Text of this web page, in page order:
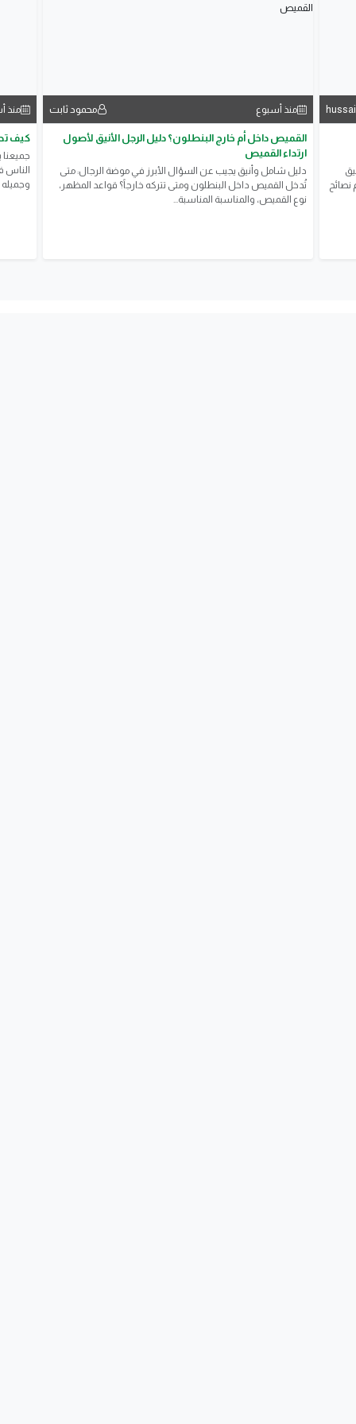
منذ أسبوع محمود ثابت
القميص داخل أم خارج البنطلون؟ دليل الرجل الأنيق لأصول
ارتداء القميص
​دليل شامل وأنيق يجيب عن السؤال الأبرز في موضة الرجال: متى
تُدخل القميص داخل البنطلون ومتى تتركه خارجاً؟ قواعد المظهر،
نوع القميص، والمناسبة المناسبة...
منذ
كيف
جميعنا
الناس